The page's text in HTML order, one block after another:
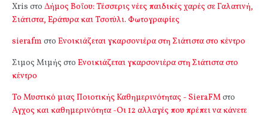
Xris στο Δήμος Βοΐου: Τέσσερις νέες παιδικές χαρές σε Γαλατινή,
Σιάτιστα, Εράτυρα και Τσοτύλι. Φωτογραφίες
sierafm στο Ενοικιάζεται γκαρσονιέρα στη Σιάτιστα στο κέντρο
Σιμος Μιμής στο Ενοικιάζεται γκαρσονιέρα στη Σιάτιστα στο
κέντρο
Το Μυστικό μιας Ποιοτικής Καθημερινότητας - SieraFMστο
Αγχος και καθημερινότητα -Οι 12 αλλαγές που πρέπει να κάνετε